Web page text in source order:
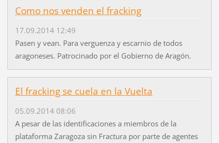
Como nos venden el fracking
17.09.2014 12:49
Pasen y vean. Para verguenza y escarnio de todos
aragoneses. Patrocinado por el Gobierno de Aragón.
El fracking se cuela en la Vuelta
05.09.2014 08:06
A pesar de las identificaciones a miembros de la
plataforma Zaragoza sin Fractura por parte de agentes